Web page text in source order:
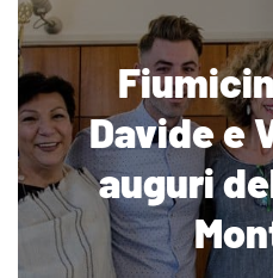
Davide e
auguri